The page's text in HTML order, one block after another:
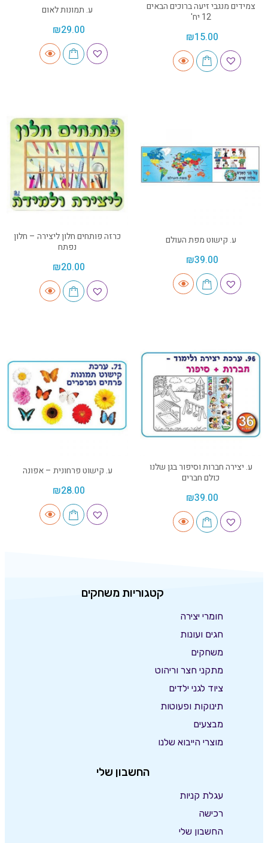
צמידים מנגבי זיעה ברוכים הבאים
12 יח'
₪15.00
ע. תמונות לאום
₪29.00
ע. קישוט מפת העולם
₪39.00
כרזה פותחים חלון ליצירה – חלון
נפתח
₪20.00
ע. יצירה חברות וסיפור בגן שלנו
כולם חברים
₪39.00
ע. קישוט פרחונית – אפונה
₪28.00
קטגוריות משחקים
חומרי יצירה
חגים ועונות
משחקים
מתקני חצר וריהוט
ציוד לגני ילדים
תינוקות ופעוטות
מבצעים
מוצרי הייבוא שלנו
החשבון שלי
עגלת קניות
רכישה
החשבון שלי